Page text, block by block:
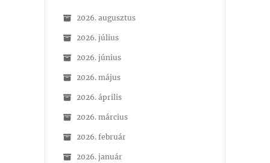
2026. augusztus
2026. július
2026. június
2026. május
2026. április
2026. március
2026. február
2026. január